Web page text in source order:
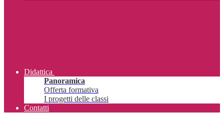
Didattica
Panoramica
Offerta formativa
I progetti delle classi
Contatti